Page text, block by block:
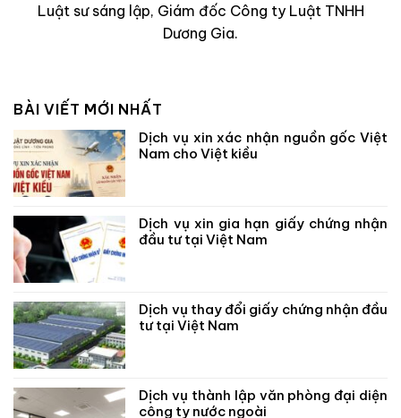
Luật sư sáng lập, Giám đốc Công ty Luật TNHH
Dương Gia.
BÀI VIẾT MỚI NHẤT
Dịch vụ xin xác nhận nguồn gốc Việt
Nam cho Việt kiều
Dịch vụ xin gia hạn giấy chứng nhận
đầu tư tại Việt Nam
Dịch vụ thay đổi giấy chứng nhận đầu
tư tại Việt Nam
Dịch vụ thành lập văn phòng đại diện
công ty nước ngoài